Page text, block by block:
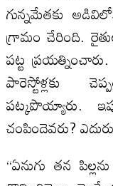
గున్నమేతకు
గ్రామం చేరింది.
పట్ట
పారెస్టోళ్లకు
పట్కపొయ్యారు.
చంపిందెవరు?
“ఏనుగు తన